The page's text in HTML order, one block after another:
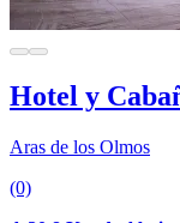
Hotel y
Aras de los Olmos
(0)